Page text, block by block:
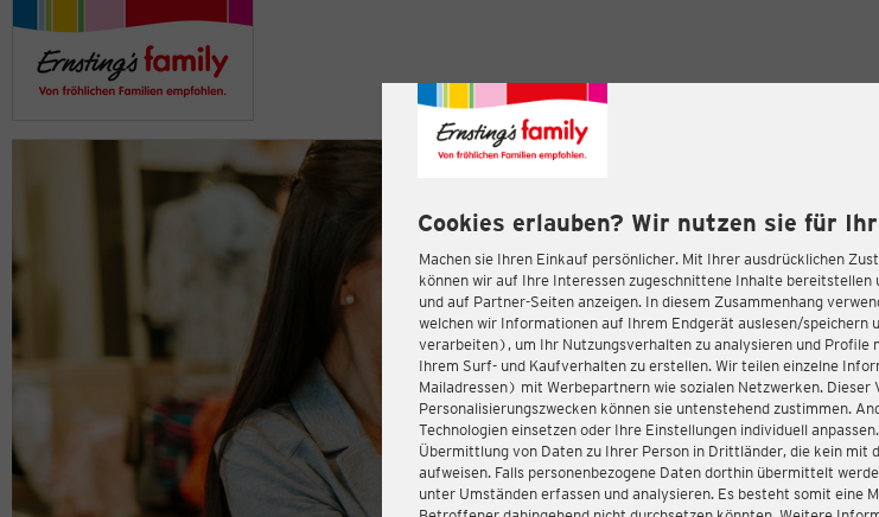
Cookies erlauben? Wir nutzen sie für
Machen sie Ihren Einkauf persönlicher. Mit Ihrer ausdrücklichen
können wir auf Ihre Interessen zugeschnittene Inhalte bereitstellen
und auf Partner-Seiten anzeigen. In diesem Zusammenhang
welchen wir Informationen auf Ihrem Endgerät auslesen/speichern
verarbeiten), um Ihr Nutzungsverhalten zu analysieren und Profile
Ihrem Surf- und Kaufverhalten zu erstellen. Wir teilen einzelne
Mailadressen) mit Werbepartnern wie sozialen Netzwerken. Dieser
Personalisierungszwecken können sie untenstehend zustimmen.
Technologien einsetzen oder Ihre Einstellungen individuell
Übermittlung von Daten zu Ihrer Person in Drittländer, die kein mit
aufweisen. Falls personenbezogene Daten dorthin übermittelt
unter Umständen erfassen und analysieren. Es besteht somit eine